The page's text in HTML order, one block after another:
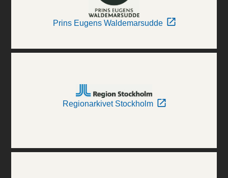
Prins Eugens Waldemarsudde
Regionarkivet Stockholm